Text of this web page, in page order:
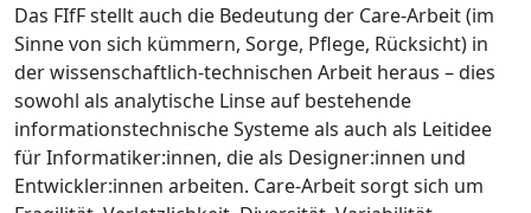
Das FIfF stellt auch die Bedeutung der Care-Arbeit (im
Sinne von sich kümmern, Sorge, Pflege, Rücksicht) in
der wissenschaftlich-technischen Arbeit heraus – dies
sowohl als analytische Linse auf bestehende
informationstechnische Systeme als auch als Leitidee
für Informatiker:innen, die als Designer:innen und
Entwickler:innen arbeiten. Care-Arbeit sorgt sich um